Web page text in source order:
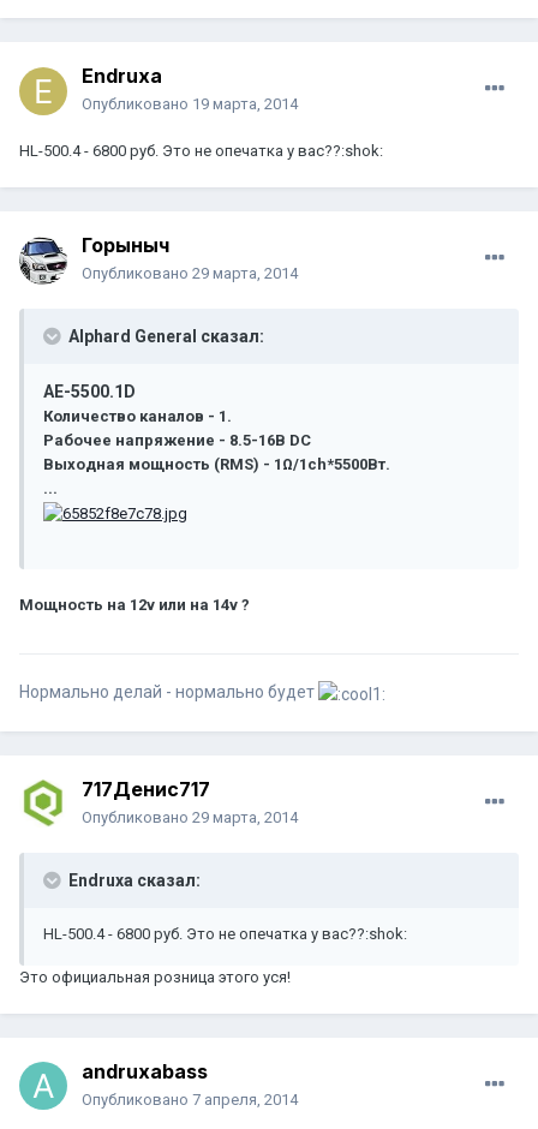
Endruxa
Опубликовано 19 марта, 2014
HL-500.4 - 6800 руб. Это не опечатка у вас??:shok:
Горыныч
Опубликовано 29 марта, 2014
Alphard General сказал:
AE-5500.1D
Количество каналов - 1.
Рабочее напряжение - 8.5-16В DC
Выходная мощность (RMS) - 1Ω/1ch*5500Вт.
...
Мощность на 12v или на 14v ?
Нормально делай - нормально будет
717Денис717
Опубликовано 29 марта, 2014
Endruxa сказал:
HL-500.4 - 6800 руб. Это не опечатка у вас??:shok:
Это официальная розница этого уся!
andruxabass
Опубликовано 7 апреля, 2014